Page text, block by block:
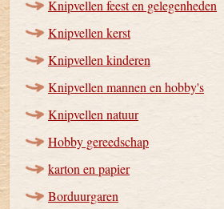
Knipvellen feest en gelegenheden
Knipvellen kerst
Knipvellen kinderen
Knipvellen mannen en hobby's
Knipvellen natuur
Hobby gereedschap
karton en papier
Borduurgaren